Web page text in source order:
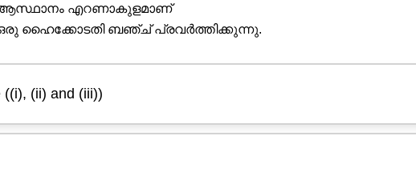
ആസ്ഥാനം എറണാകുളമാണ്
ഹൈക്കോടതി ബഞ്ച് പ്രവർത്തിക്കുന്നു.
(ii) and (iii))